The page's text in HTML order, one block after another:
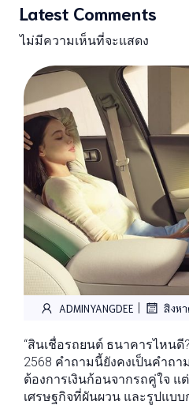
Latest Comments
ไม่มีความเห็นที่จะแสดง
ADMINYANGDEE | สิงห
“สินเชื่อรถยนต์ ธนาคารไหน
2568 คำถามนี้ยังคงเป็นคำถ
ต้องการเงินก้อนจากรถคู่ใจ
เศรษฐกิจที่ผันผวน และรูปแบ